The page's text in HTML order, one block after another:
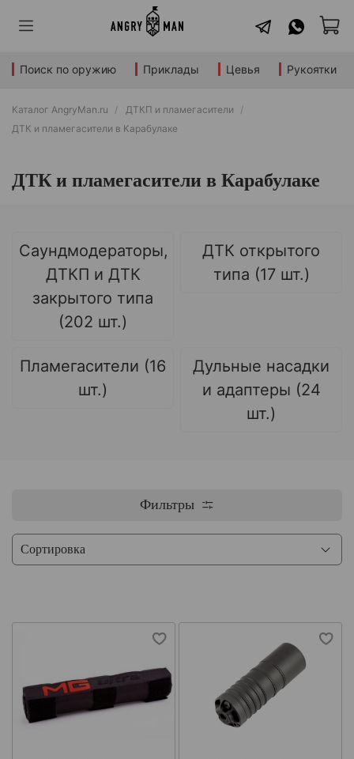
Поиск по оружию Приклады Цевья Рукоятки
Каталог AngryMan.ru
ДТКП и пламегасители
ДТК и пламегасители в Карабулаке
ДТК и пламегасители в Карабулаке
Саундмодераторы,
ДТКП и ДТК
закрытого типа
(202 шт.)
ДТК открытого
типа (17 шт.)
Пламегасители (16
шт.)
Дульные насадки
и адаптеры (24
шт.)
Фильтры